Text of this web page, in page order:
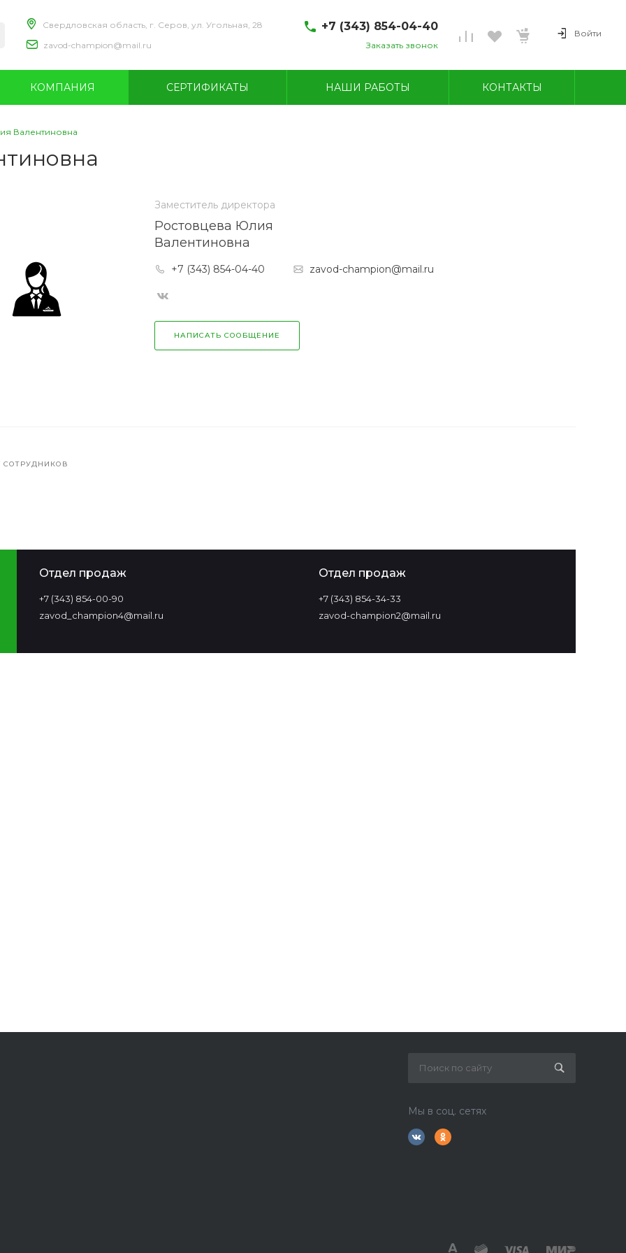
Свердловская область, г. Серов, ул. Угольная, 28
zavod-champion@mail.ru
+7 (343) 854-04-40
Серов, ул. Угольная, 28
пн-пт 08:00-18:00
Заказать звонок
Войти
КОМПАНИЯ СЕРТИФИКАТЫ НАШИ РАБОТЫ КОНТАКТЫ
Валентиновна
Заместитель директора
Ростовцева Юлия
Валентиновна
+7 (343) 854-04-40 zavod-champion@mail.ru
НАПИСАТЬ СООБЩЕНИЕ
СОТРУДНИКОВ
Отдел продаж
+7 (343) 854-00-90‬
zavod_champion4@mail.ru
Отдел продаж
+7 (343) 854-34-33‬
zavod-champion2@mail.ru
Мы в соц. сетях